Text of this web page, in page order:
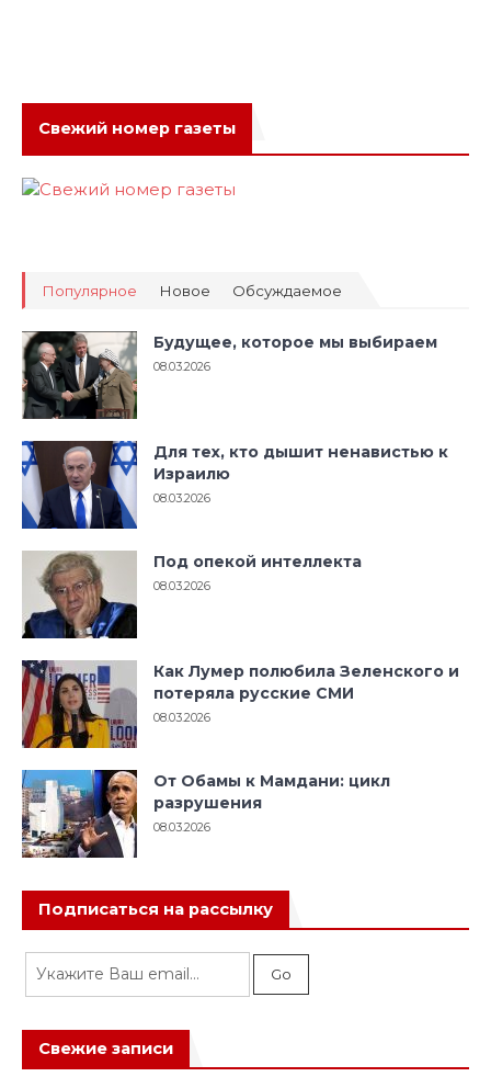
Свежий номер газеты
Популярное Новое Обсуждаемое
Будущее, которое мы выбираем
08.03.2026
Для тех, кто дышит ненавистью к
Израилю
08.03.2026
Под опекой интеллекта
08.03.2026
Как Лумер полюбила Зеленского и
потеряла русские СМИ
08.03.2026
От Обамы к Мамдани: цикл
разрушения
08.03.2026
Подписаться на рассылку
Свежие записи